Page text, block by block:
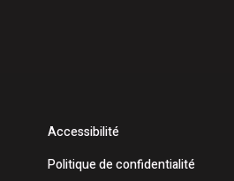
Accessibilité
Politique de confidentialité